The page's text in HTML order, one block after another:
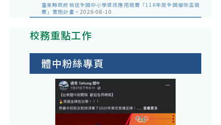
臺東縣政府檢送全國中小學資訊應用競賽「116年度全國貓咪盃競
賽」實施計畫。 2026-08-10
校務重點工作
體中粉絲專頁